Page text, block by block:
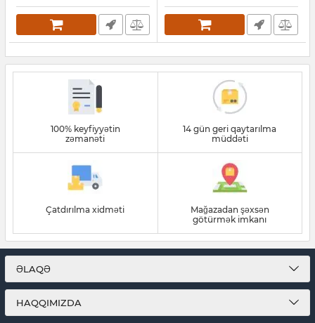
100% keyfiyyətin
zəmanəti
14 gün geri qaytarılma
müddəti
Çatdırılma xidməti
Mağazadan şəxsən
götürmək imkanı
ƏLAQƏ
HAQQIMIZDA